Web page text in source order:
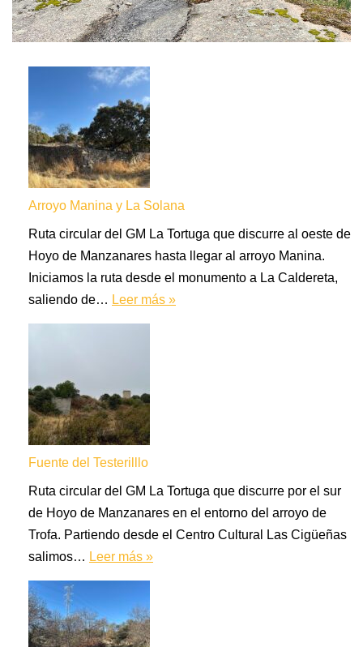
Arroyo Manina y La Solana
Ruta circular del GM La Tortuga que discurre al oeste de
Hoyo de Manzanares hasta llegar al arroyo Manina.
Iniciamos la ruta desde el monumento a La Caldereta,
saliendo de… Leer más »
Fuente del Testerilllo
Ruta circular del GM La Tortuga que discurre por el sur
de Hoyo de Manzanares en el entorno del arroyo de
Trofa. Partiendo desde el Centro Cultural Las Cigüeñas
salimos… Leer más »